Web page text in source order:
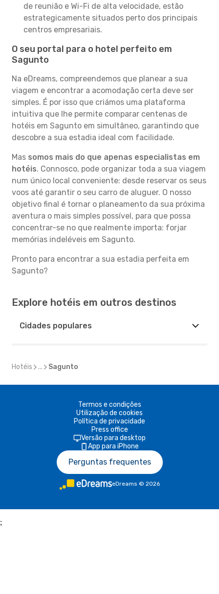
de reunião e Wi-Fi de alta velocidade, estão
estrategicamente situados perto dos principais
centros empresariais.
O seu portal para o hotel perfeito em
Sagunto
Na eDreams, compreendemos que planear a sua
viagem e encontrar a acomodação certa deve ser
simples. É por isso que criámos uma plataforma
intuitiva que lhe permite comparar centenas de
hotéis em Sagunto em simultâneo, garantindo que
descobre a sua estadia ideal com facilidade.
Mas somos mais do que apenas especialistas em
hotéis. Connosco, pode organizar toda a sua viagem
num único local conveniente: desde reservar os seus
voos até garantir o seu carro de aluguer. O nosso
objetivo final é tornar o planeamento da sua próxima
aventura o mais simples possível, para que possa
concentrar-se no que realmente importa: forjar
memórias indeléveis em Sagunto.
Pronto para encontrar a sua estadia perfeita em
Sagunto?
Explore hotéis em outros destinos
Cidades populares
Hotéis ... Sagunto
Termos e condições
Utilização de cookies
Política de privacidade
Press office
Versão para desktop
App para iPhone
Perguntas frequentes
eDreams © 2026
;